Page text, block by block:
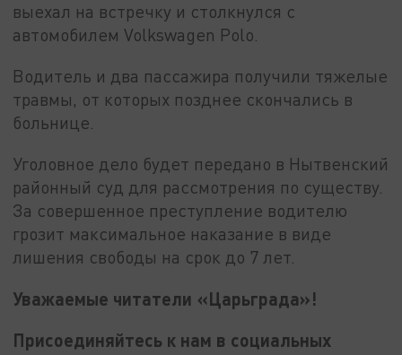
выехал на встречку и столкнулся с
автомобилем Volkswagen Polo.
Водитель и два пассажира получили тяжелые
травмы, от которых позднее скончались в
больнице.
Уголовное дело будет передано в Нытвенский
районный суд для рассмотрения по существу.
За совершенное преступление водителю
грозит максимальное наказание в виде
лишения свободы на срок до 7 лет.
Уважаемые читатели «Царьграда»!
Присоединяйтесь к нам в социальных